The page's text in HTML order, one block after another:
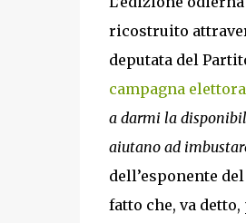
ricostruito
deputata del
campagna
a darmi la
aiutano ad
dell’esponente
fatto che, va